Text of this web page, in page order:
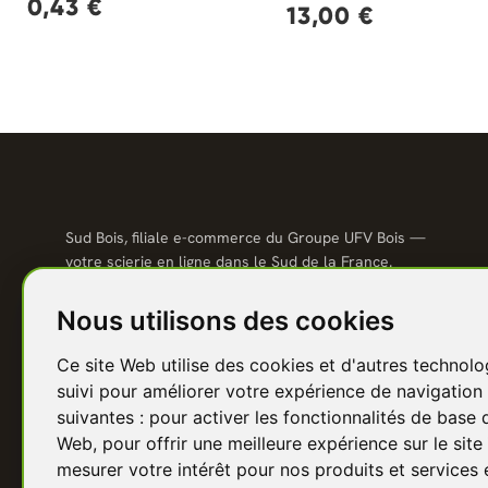
Nous utilisons des cookies
Ce site Web utilise des cookies et d'autres
suivi pour améliorer votre expérience de navigation
suivantes : pour activer les fonctionnalités de base
Web, pour offrir une meilleure expérience sur le site
mesurer votre intérêt pour nos produits et services
0,43 € 13,00 €
Sud Bois, filiale e-commerce du Groupe UFV Bois —
votre scierie en ligne dans le Sud de la France.
France.
contact@sudbois.fr
Avèze (30120) — Sud de la France
f Y P I in